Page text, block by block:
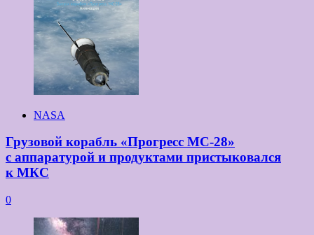
NASA
Грузовой корабль «Прогресс МС-28»
с аппаратурой и продуктами пристыковался
к МКС
0